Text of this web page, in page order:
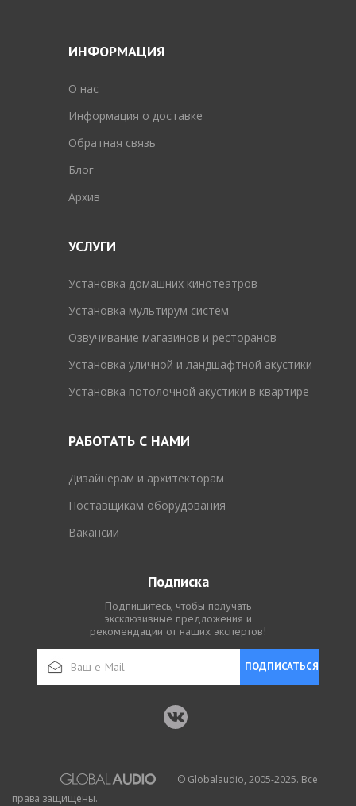
ИНФОРМАЦИЯ
O нас
Информация о доставке
Обратная связь
Блог
Архив
УСЛУГИ
Установка домашних кинотеатров
Установка мультирум систем
Озвучивание магазинов и ресторанов
Установка уличной и ландшафтной акустики
Установка потолочной акустики в квартире
РАБОТАТЬ С НАМИ
Дизайнерам и архитекторам
Поставщикам оборудования
Вакансии
Подписка
Подпишитесь, чтобы получать
эксклюзивные предложения и
рекомендации от наших экспертов!
ПОДПИСАТЬСЯ
© Globalaudio, 2005-2025. Все
права защищены.